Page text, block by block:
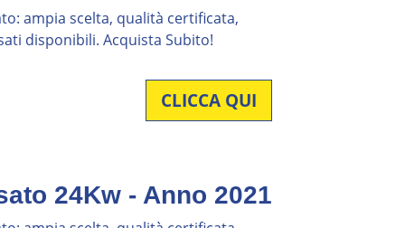
ampia scelta, qualità certificata,
disponibili. Acquista Subito!
CLICCA QUI
24Kw - Anno 2021